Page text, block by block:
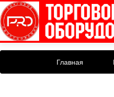
Главная